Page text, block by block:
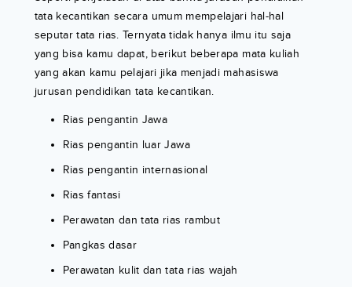
tata kecantikan secara umum mempelajari hal-hal
seputar tata rias. Ternyata tidak hanya ilmu itu saja
yang bisa kamu dapat, berikut beberapa mata kuliah
yang akan kamu pelajari jika menjadi mahasiswa
jurusan pendidikan tata kecantikan.
Rias pengantin Jawa
Rias pengantin luar Jawa
Rias pengantin internasional
Rias fantasi
Perawatan dan tata rias rambut
Pangkas dasar
Perawatan kulit dan tata rias wajah